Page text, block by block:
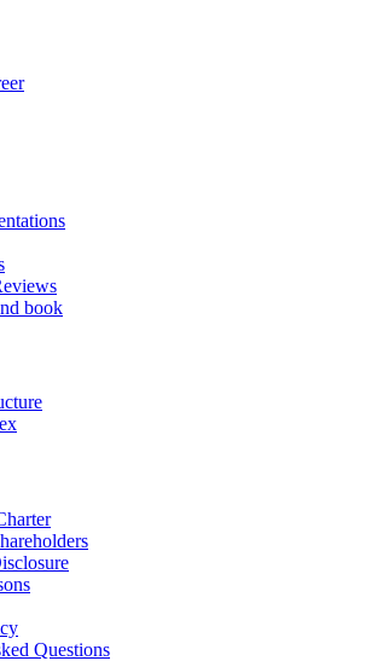
book
Questions